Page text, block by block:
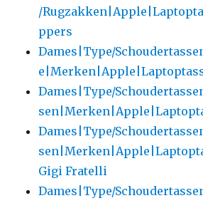
/
ppers
Dames|Type/
Dames|Type/
Dames|Type/
Gigi Fratelli
Dames|Type/